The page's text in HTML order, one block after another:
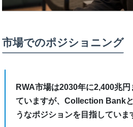
市場でのポジショニング
RWA市場は2030年に2,400兆
ていますが、Collection Bank
うなポジションを目指していま